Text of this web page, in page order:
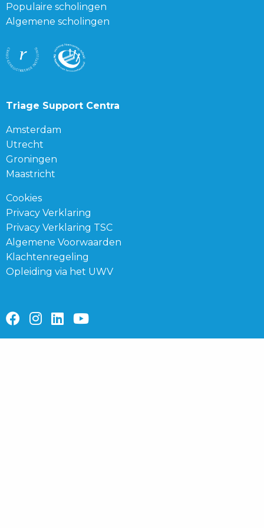
Populaire scholingen
Algemene scholingen
Triage Support Centra
Amsterdam
Utrecht
Groningen
Maastricht
Cookies
Privacy Verklaring
Privacy Verklaring TSC
Algemene Voorwaarden
Klachtenregeling
Opleiding via het UWV
Ga
naar
Ga
naar
Ga
naar
Ga
naar